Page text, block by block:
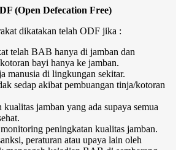
(Open Defecation Free)
dikatakan telah ODF jika :
telah BAB hanya di jamban dan
bayi hanya ke jamban.
manusia di lingkungan sekitar.
sedap akibat pembuangan tinja/kotoran
jamban yang ada supaya semua
peningkatan kualitas jamban.
peraturan atau upaya lain oleh